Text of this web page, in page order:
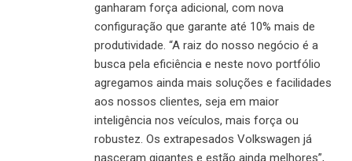
ganharam força adicional, com nova
configuração que garante até 10% mais de
produtividade. “A raiz do nosso negócio é a
busca pela eficiência e neste novo portfólio
agregamos ainda mais soluções e facilidades
aos nossos clientes, seja em maior
inteligência nos veículos, mais força ou
robustez. Os extrapesados Volkswagen já